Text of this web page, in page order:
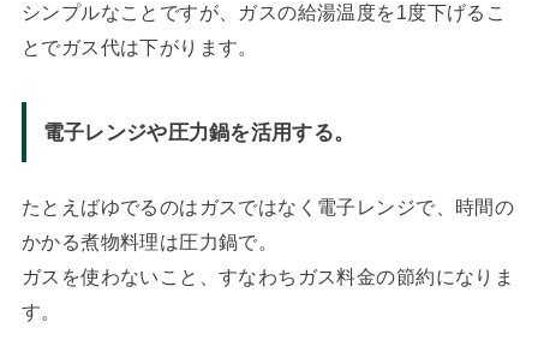
シンプルなことですが、ガスの給湯温度を1度下げるこ
とでガス代は下がります。
電子レンジや圧力鍋を活用する。
たとえばゆでるのはガスではなく電子レンジで、時間の
かかる煮物料理は圧力鍋で。
ガスを使わないこと、すなわちガス料金の節約になりま
す。